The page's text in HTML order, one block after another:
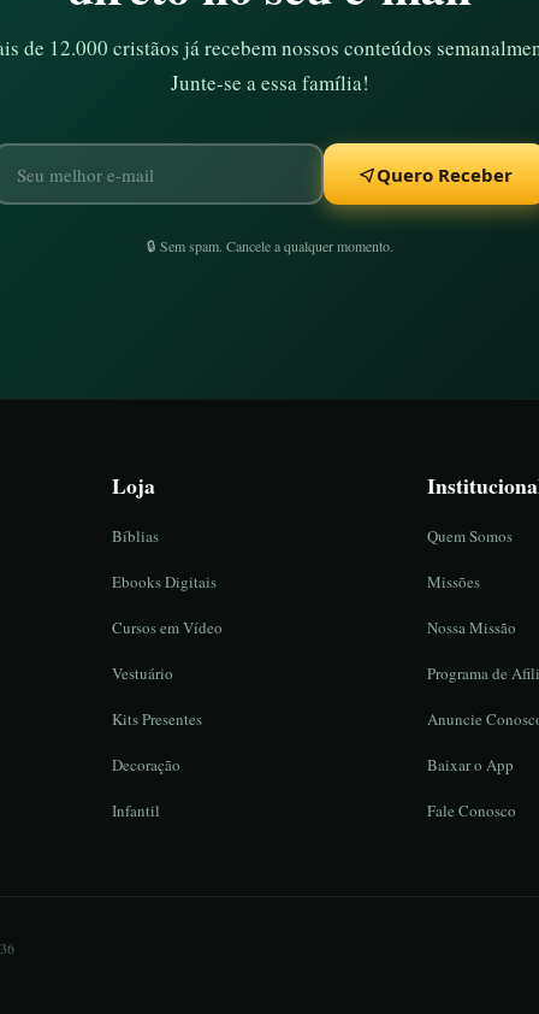
de 12.000 cristãos já recebem nossos conteúdos
Junte-se a essa família!
Quero Receber
🔒 Sem spam. Cancele a qualquer momento.
Loja
Bíblias
Ebooks Digitais
Cursos em Vídeo
Vestuário
Kits Presentes
Decoração
Infantil
Quem Somos
Missões
Nossa Missão
Programa de
Anuncie
Baixar o App
Fale Conosco